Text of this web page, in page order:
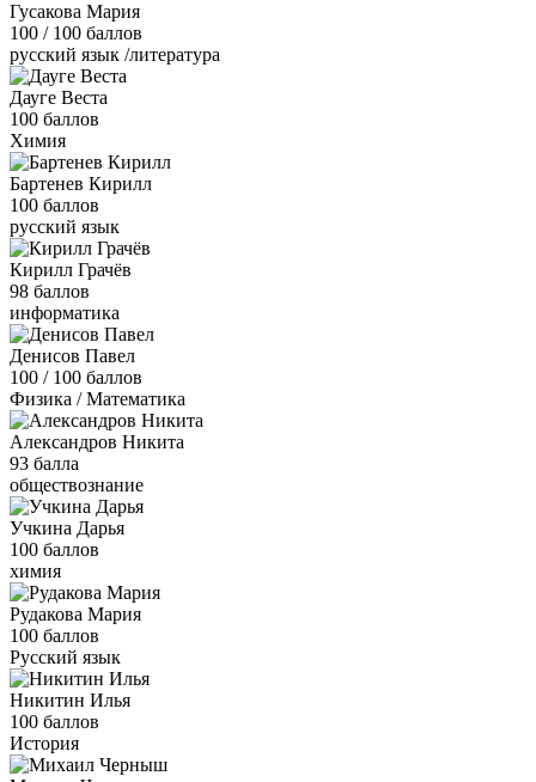
Гусакова Мария
100 / 100 баллов
русский язык /литература
Дауге Веста
100 баллов
Химия
Бартенев Кирилл
100 баллов
русский язык
Кирилл Грачёв
98 баллов
информатика
Денисов Павел
100 / 100 баллов
Физика / Математика
Александров Никита
93 балла
обществознание
Учкина Дарья
100 баллов
химия
Рудакова Мария
100 баллов
Русский язык
Никитин Илья
100 баллов
История